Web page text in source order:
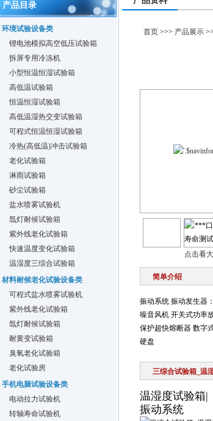
首页>>> 产品展示
点击看
简单介绍
振动系统 振动发生器
噪音风机 开关式功率
保护超快熔断器 数字
硬盘
三综合试验箱_温
温湿度试验箱
振动系统
产品目录
环境试验设备类
锂电池模拟高空低压试验箱
拆屏专用冷冻机
小型恒温恒湿试验箱
高低温试验箱
恒温恒湿试验箱
高低温湿热交变试验箱
可程式恒温恒湿试验箱
冷热(高低温)冲击试验箱
老化试验箱
淋雨试验箱
砂尘试验箱
盐水喷雾试验机
氙灯耐候试验箱
紫外线老化试验箱
快速温度变化试验箱
温湿度三综合试验箱
材料耐候老化试验设备类
可程式盐水喷雾试验机
紫外线老化试验箱
氙灯耐候试验箱
耐黄变试验箱
臭氧老化试验箱
老化试验房
手机电脑试验设备类
电动拉力试验机
转轴寿命试验机